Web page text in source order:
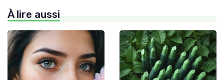
À lire aussi